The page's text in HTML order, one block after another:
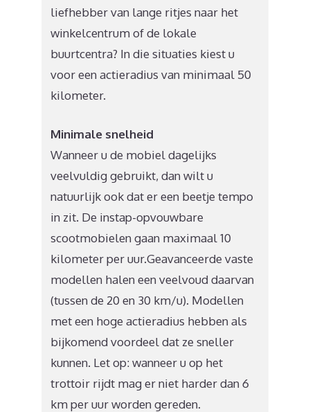
liefhebber van lange ritjes naar het
winkelcentrum of de lokale
buurtcentra? In die situaties kiest u
voor een actieradius van minimaal 50
kilometer.
Minimale snelheid
Wanneer u de mobiel dagelijks
veelvuldig gebruikt, dan wilt u
natuurlijk ook dat er een beetje tempo
in zit. De instap-opvouwbare
scootmobielen gaan maximaal 10
kilometer per uur.Geavanceerde vaste
modellen halen een veelvoud daarvan
(tussen de 20 en 30 km/u). Modellen
met een hoge actieradius hebben als
bijkomend voordeel dat ze sneller
kunnen. Let op: wanneer u op het
trottoir rijdt mag er niet harder dan 6
km per uur worden gereden.